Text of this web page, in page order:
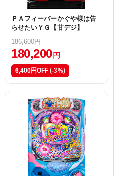
ＰＡフィーバーかぐや様は告
らせたいＹＧ【甘デジ】
186,600円
180,200 円
6,400円OFF (-3%)